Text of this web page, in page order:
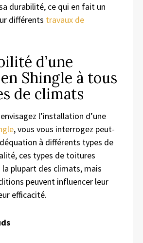
durabilité, ce qui en fait un
différents travaux de
d’une
Shingle à tous
de climats
l’installation d’une
, vous vous interrogez peut-
à différents types de
ces types de toitures
la plupart des climats, mais
peuvent influencer leur
efficacité.